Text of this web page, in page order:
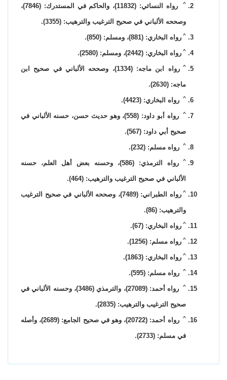
^ رواه النسائي: (11832)، والحاكم في المستدرك: (7846)،
وصححه الألباني في صحيح الترغيب والترهيب: (3355).
^ رواه البخاري: (881)، ومسلم: (850).
^ رواه البخاري: (2442)، ومسلم: (2580).
^ رواه ابن ماجه: (1334)، وصححه الألباني في صحيح ابن
ماجه: (2630).
^ رواه البخاري: (4423).
^ رواه أبو داود: (558)، وهو حديث حسن، حسنه الألباني في
صحيح أبي داود: (567).
^ رواه مسلم: (232).
^ رواه الترمذي: (586)، وحسنه بعض أهل العلم، حسنه
الألباني في صحيح الترغيب والترهيب: (464).
^ رواه الطبراني: (7489)، وصححه الألباني في صحيح الترغيب
والترهيب: (86).
^ رواه البخاري: (67).
^ رواه مسلم: (1256).
^ رواه البخاري: (1863).
^ رواه مسلم: (595).
^ رواه أحمد: (27089)، والترمذي (3486)، وحسنه الألباني في
صحيح الترغيب والترهيب: (2835).
^ رواه أحمد: (20722)، وهو في صحيح الجامع: (2689)، وأصله
في مسلم: (2733).